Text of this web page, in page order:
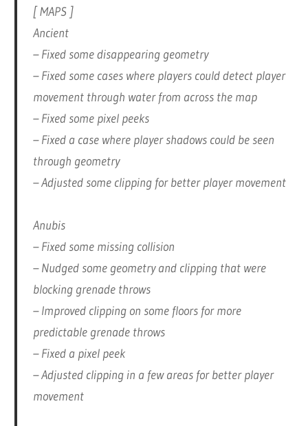
[ MAPS ]
Ancient
– Fixed some disappearing geometry
– Fixed some cases where players could detect player
movement through water from across the map
– Fixed some pixel peeks
– Fixed a case where player shadows could be seen
through geometry
– Adjusted some clipping for better player movement
Anubis
– Fixed some missing collision
– Nudged some geometry and clipping that were
blocking grenade throws
– Improved clipping on some floors for more
predictable grenade throws
– Fixed a pixel peek
– Adjusted clipping in a few areas for better player
movement